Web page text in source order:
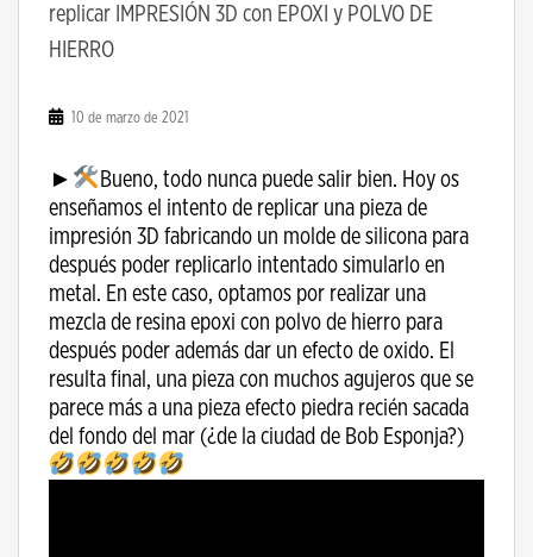
replicar IMPRESIÓN 3D con EPOXI y POLVO DE
HIERRO
10 de marzo de 2021
►
Bueno, todo nunca puede salir bien. Hoy os
enseñamos el intento de replicar una pieza de
impresión 3D fabricando un molde de silicona para
después poder replicarlo intentado simularlo en
metal. En este caso, optamos por realizar una
mezcla de resina epoxi con polvo de hierro para
después poder además dar un efecto de oxido. El
resulta final, una pieza con muchos agujeros que se
parece más a una pieza efecto piedra recién sacada
del fondo del mar (¿de la ciudad de Bob Esponja?)